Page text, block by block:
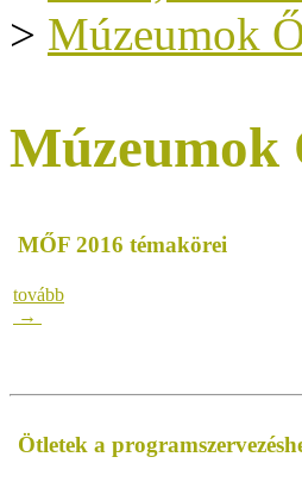
> Múzeumok
Múzeumok
MŐF 2016 témakörei
tovább
→
Ötletek a